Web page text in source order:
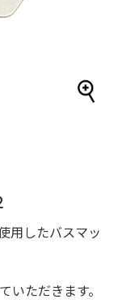
用したバスマッ
ただきます。